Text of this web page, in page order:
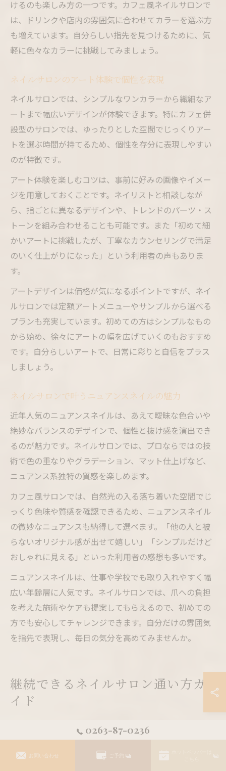
けるのも楽しみ方の一つです。カフェ風ネイルサロンで
は、ドリンクや店内の雰囲気に合わせてカラーを選ぶ方
も増えています。自分らしい指先を見つけるために、気
軽に色々なカラーに挑戦してみましょう。
ネイルサロンのアート体験で個性を表現
ネイルサロンでは、シンプルなワンカラーから繊細なア
ートまで幅広いデザインが体験できます。特にカフェ併
設型のサロンでは、ゆったりとした空間でじっくりアー
トを選ぶ時間が持てるため、個性を存分に表現しやすい
のが特徴です。
アート体験を楽しむコツは、事前に好みの画像やイメー
ジを用意しておくことです。ネイリストと相談しなが
ら、指ごとに異なるデザインや、トレンドのパーツ・ス
トーンを組み合わせることも可能です。また「初めて細
かいアートに挑戦したが、丁寧なカウンセリングで満足
のいく仕上がりになった」という利用者の声もありま
す。
アートデザインは価格が気になるポイントですが、ネイ
ルサロンでは定額アートメニューやサンプルから選べる
プランも充実しています。初めての方はシンプルなもの
から始め、徐々にアートの幅を広げていくのもおすすめ
です。自分らしいアートで、日常に彩りと自信をプラス
しましょう。
ネイルサロンで叶うニュアンスネイルの魅力
近年人気のニュアンスネイルは、あえて曖昧な色合いや
絶妙なバランスのデザインで、個性と抜け感を演出でき
るのが魅力です。ネイルサロンでは、プロならではの技
術で色の重なりやグラデーション、マット仕上げなど、
ニュアンス系独特の質感を楽しめます。
カフェ風サロンでは、自然光の入る落ち着いた空間でじ
っくり色味や質感を確認できるため、ニュアンスネイル
の微妙なニュアンスも納得して選べます。「他の人と被
らないオリジナル感が出せて嬉しい」「シンプルだけど
おしゃれに見える」といった利用者の感想も多いです。
ニュアンスネイルは、仕事や学校でも取り入れやすく幅
広い年齢層に人気です。ネイルサロンでは、爪への負担
を考えた施術やケアも提案してもらえるので、初めての
方でも安心してチャレンジできます。自分だけの雰囲気
を指先で表現し、毎日の気分を高めてみませんか。
継続できるネイルサロン通い方ガ
イド
ネイルサロン通いを続けるための工夫とコツ
長く楽しむためには、無理なく通い続けられる工夫が大
0263-87-0236
お問い合わせ